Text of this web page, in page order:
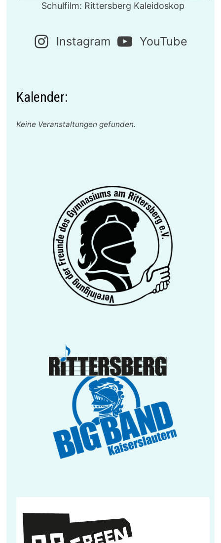
Schulfilm: Rittersberg Kaleidoskop
Instagram YouTube
Kalender:
Keine Veranstaltungen gefunden.